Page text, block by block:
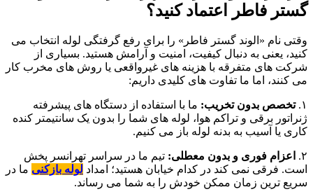
گستر فاطر اعتماد کنید؟
وقتی نام «الوند گستر فاطر» را برای رفع گرفتگی لوله انتخاب می
کنید، یعنی به دنبال کیفیت، امنیت و آرامش هستید. بسیاری از
شرکت های متفرقه با هزینه های غیرواقعی یا روش های مخرب کار
می کنند، اما ما تفاوت های کلیدی داریم:
۱. تخصص بدون تخریب: ما با استفاده از دستگاه های پیشرفته
ژنراتور برقی و تراکم هوا، لوله های شما را بدون یک سانتیمتر کنده
کاری یا آسیب به بدنه لوله باز می کنیم.
۲. اعزام فوری و بدون معطلی: تیم ما در سراسر تهرانسر پخش
است. فرقی نمی کند در کدام خیابان هستید؛ امداد لوله بازکنی ما در
سریع ترین زمان ممکن خودش را به شما می رساند.